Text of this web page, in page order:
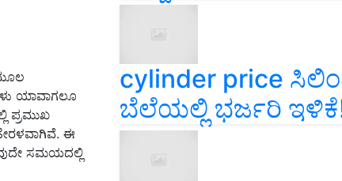
ಯಾವಾಗಲೂ
ಪ್ರಮುಖ
ಈ
ಸಮಯದಲ್ಲಿ
cylinder price
ಬೆಲೆಯಲ್ಲಿ ಭರ್ಜರಿ